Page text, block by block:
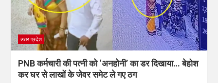
उत्तर प्रदेश
PNB कर्मचारी की पत्नी को ‘अनहोनी’ का डर दिखाया… बेहोश
कर घर से लाखों के जेवर समेट ले गए ठग